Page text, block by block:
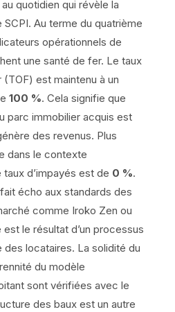
quotidien qui révèle la
SCPI. Au terme du quatrième
opérationnels de
une santé de fer. Le taux
est maintenu à un
100 %. Cela signifie que
parc immobilier acquis est
des revenus. Plus
dans le contexte
d’impayés est de 0 %.
écho aux standards des
comme Iroko Zen ou
le résultat d’un processus
locataires. La solidité du
du modèle
sont vérifiées avec le
des baux est un autre